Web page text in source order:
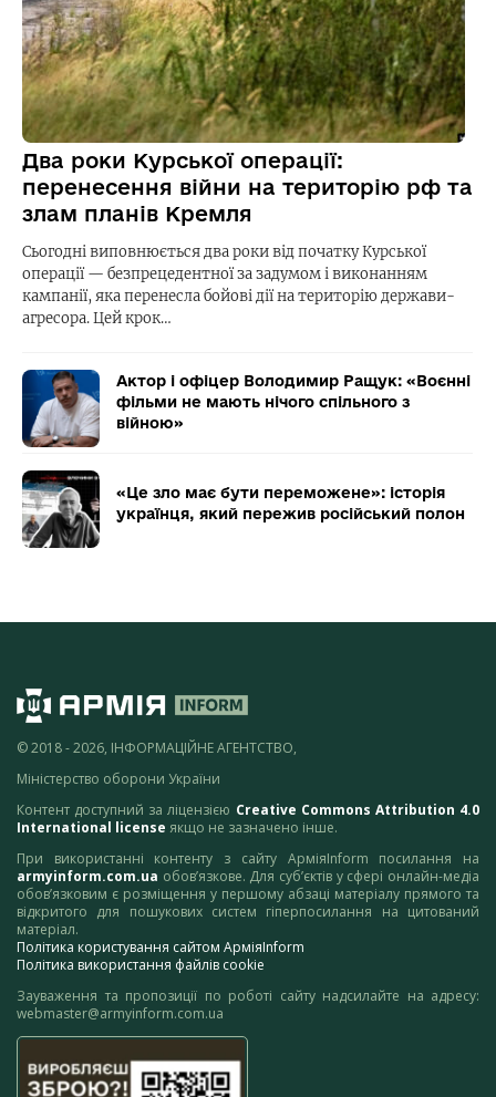
Два роки Курської операції:
перенесення війни на територію рф та
злам планів Кремля
Сьогодні виповнюється два роки від початку Курської
операції — безпрецедентної за задумом і виконанням
кампанії, яка перенесла бойові дії на територію держави-
агресора. Цей крок…
Актор і офіцер Володимир Ращук: «Воєнні
фільми не мають нічого спільного з
війною»
«Це зло має бути переможене»: історія
українця, який пережив російський полон
© 2018 - 2026, ІНФОРМАЦІЙНЕ АГЕНТСТВО,
Міністерство оборони України
Контент доступний за ліцензією Creative Commons Attribution 4.0
International license якщо не зазначено інше.
При використанні контенту з сайту АрміяInform посилання на
armyinform.com.ua обов’язкове. Для суб’єктів у сфері онлайн-медіа
обов’язковим є розміщення у першому абзаці матеріалу прямого та
відкритого для пошукових систем гіперпосилання на цитований
матеріал.
Політика користування сайтом АрміяInform
Політика використання файлів cookie
Зауваження та пропозиції по роботі сайту надсилайте на адресу:
webmaster@armyinform.com.ua